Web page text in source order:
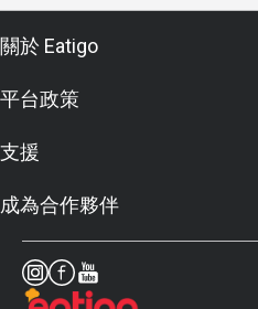
關於 Eatigo
平台政策
支援
成為合作夥伴